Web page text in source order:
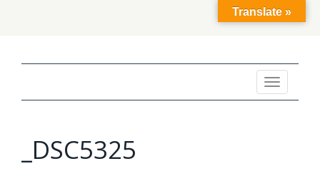
Toggle
navigation
_DSC5325
Translate »